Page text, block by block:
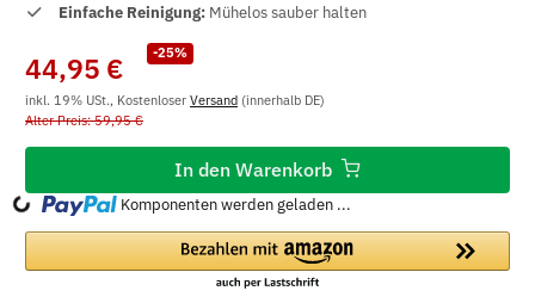
Einfache Reinigung: Mühelos sauber halten
-25%
44,95 €
inkl. 19% USt., Kostenloser Versand (innerhalb DE)
Alter Preis: 59,95 €
In den Warenkorb
Loading... Komponenten werden geladen ...